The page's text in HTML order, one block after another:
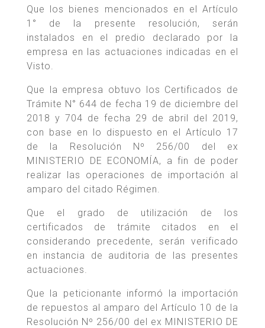
Que los bienes mencionados en el Artículo
1° de la presente resolución, serán
instalados en el predio declarado por la
empresa en las actuaciones indicadas en el
Visto.
Que la empresa obtuvo los Certificados de
Trámite N° 644 de fecha 19 de diciembre del
2018 y 704 de fecha 29 de abril del 2019,
con base en lo dispuesto en el Artículo 17
de la Resolución Nº 256/00 del ex
MINISTERIO DE ECONOMÍA, a fin de poder
realizar las operaciones de importación al
amparo del citado Régimen.
Que el grado de utilización de los
certificados de trámite citados en el
considerando precedente, serán verificado
en instancia de auditoria de las presentes
actuaciones.
Que la peticionante informó la importación
de repuestos al amparo del Artículo 10 de la
Resolución Nº 256/00 del ex MINISTERIO DE